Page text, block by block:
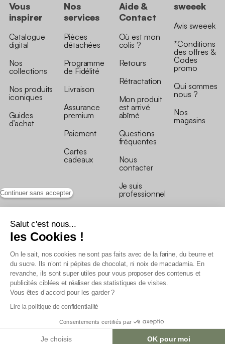
Continuer sans accepter
Salut c'est nous...
les Cookies !
On le sait, nos cookies ne sont pas faits avec de la farine, du beurre et
du sucre. Ils n’ont ni pépites de chocolat, ni noix de macadamia. En
revanche, ils sont super utiles pour vous proposer des contenus et
publicités ciblées et réaliser des statistiques de visites.
Vous êtes d’accord pour les garder ?
Lire la politique de confidentialité
Consentements certifiés par
Je choisis OK pour moi
Vous
inspirer
Catalogue
digital
Nos
collections
Nos produits
iconiques
Guides
d’achat
Nos
services
Pièces
détachées
Programme
de Fidélité
Livraison
Assurance
premium
Paiement
Cartes
cadeaux
Aide &
Contact
Où est mon
colis ?
Retours
Rétractation
Mon produit
est arrivé
abîmé
Questions
fréquentes
Nous
contacter
Je suis
professionnel
sweeek
Avis sweeek
*Conditions
des offres &
Codes
promo
Qui sommes
nous ?
Nos
magasins
Conditions générales de vente
Conditions générales du programme de fidélité
Charte de données personnelles
Conditions générales de vente Pro
Déclaration d’accessibilité